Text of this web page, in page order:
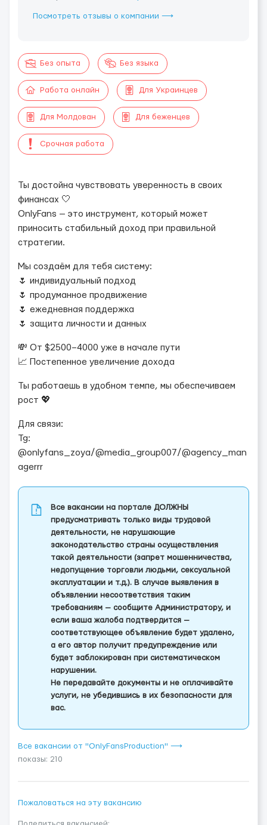
Посмотреть отзывы о компании ⟶
Без опыта Без языка
Работа онлайн Для Украинцев
Для Молдован Для беженцев
Срочная работа
Ты достойна чувствовать уверенность в своих
финансах 🤍
OnlyFans — это инструмент, который может
приносить стабильный доход при правильной
стратегии.
Мы создаём для тебя систему:
🌷 индивидуальный подход
🌷 продуманное продвижение
🌷 ежедневная поддержка
🌷 защита личности и данных
💸 От $2500–4000 уже в начале пути
📈 Постепенное увеличение дохода
Ты работаешь в удобном темпе, мы обеспечиваем
рост 💖
Для связи:
Tg:
@onlyfans_zoya/@media_group007/@agency_man
agerrr
Все вакансии на портале ДОЛЖНЫ
предусматривать только виды трудовой
деятельности, не нарушающие
законодательство страны осуществления
такой деятельности (запрет мошенничества,
недопущение торговли людьми, сексуальной
эксплуатации и т.д.). В случае выявления в
объявлении несоответствия таким
требованиям — сообщите Администратору, и
если ваша жалоба подтвердится —
соответствующее объявление будет удалено,
а его автор получит предупреждение или
будет заблокирован при систематическом
нарушении.
Не передавайте документы и не оплачивайте
услуги, не убедившись в их безопасности для
вас.
Все вакансии от "OnlyFansProduction" ⟶
показы: 210
Пожаловаться на эту вакансию